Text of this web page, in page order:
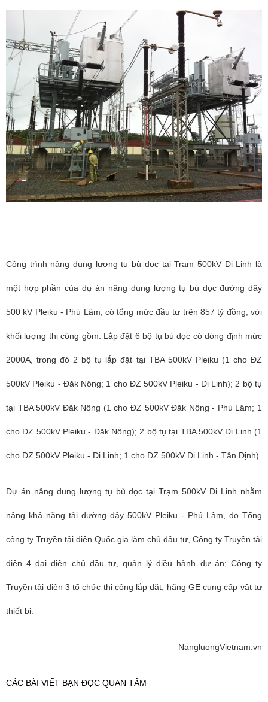
Công trình nâng dung lượng tụ bù dọc tại Trạm 500kV Di Linh là
một hợp phần của dự án nâng dung lượng tụ bù dọc đường dây
500 kV Pleiku - Phú Lâm, có tổng mức đầu tư trên 857 tỷ đồng, với
khối lượng thi công gồm: Lắp đặt 6 bộ tụ bù dọc có dòng định mức
2000A, trong đó 2 bộ tụ lắp đặt tại TBA 500kV Pleiku (1 cho ĐZ
500kV Pleiku - Đăk Nông; 1 cho ĐZ 500kV Pleiku - Di Linh); 2 bộ tụ
tại TBA 500kV Đăk Nông (1 cho ĐZ 500kV Đăk Nông - Phú Lâm; 1
cho ĐZ 500kV Pleiku - Đăk Nông); 2 bộ tụ tại TBA 500kV Di Linh (1
cho ĐZ 500kV Pleiku - Di Linh; 1 cho ĐZ 500kV Di Linh - Tân Định).
Dự án nâng dung lượng tụ bù dọc tại Trạm 500kV Di Linh nhằm
nâng khả năng tải đường dây 500kV Pleiku - Phú Lâm, do Tổng
công ty Truyền tải điện Quốc gia làm chủ đầu tư, Công ty Truyền tải
điện 4 đại diện chủ đầu tư, quản lý điều hành dự án; Công ty
Truyền tải điện 3 tổ chức thi công lắp đặt; hãng GE cung cấp vật tư
thiết bị.
NangluongVietnam.vn
CÁC BÀI VIẾT BẠN ĐỌC QUAN TÂM